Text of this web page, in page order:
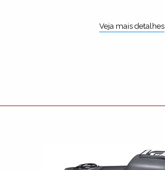
Veja mais detalhes